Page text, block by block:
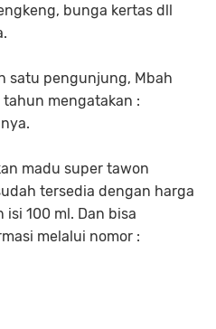
bunga kertas dll
satu pengunjung, Mbah
mengatakan :
madu super tawon
tersedia dengan harga
100 ml. Dan bisa
melalui nomor :